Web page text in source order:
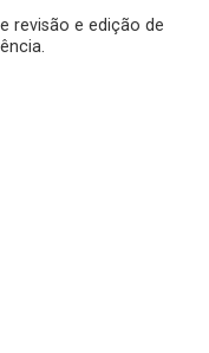
revisão e edição de